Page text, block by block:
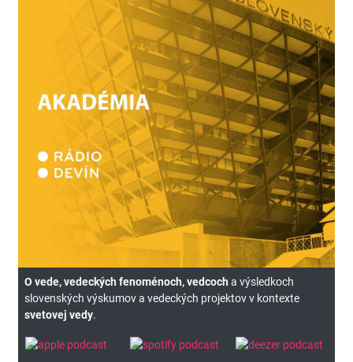
O vede, vedeckých fenoménoch, vedcoch a výsledkoch
slovenských výskumov a vedeckých projektov v kontexte
svetovej vedy.